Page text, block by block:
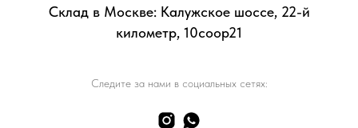
Склад в Москве: Калужское шоссе, 22-й
километр, 10соор21
Следите за нами в социальных сетях: